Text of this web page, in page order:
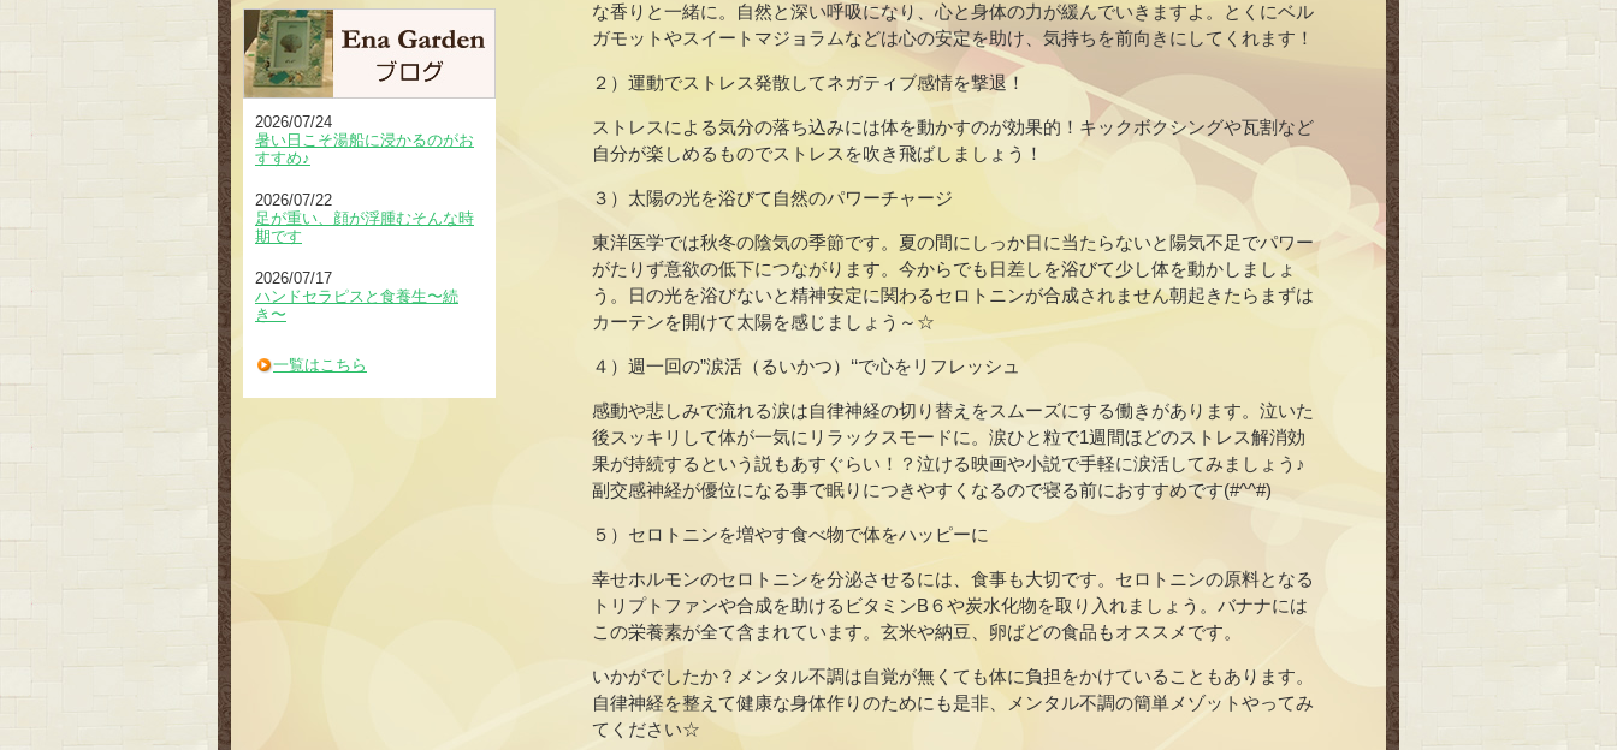
な香りと一緒に。自然と深い呼吸になり、心と身体の力が緩んでいきますよ。とくにベル
ガモットやスイートマジョラムなどは心の安定を助け、気持ちを前向きにしてくれます！
２）運動でストレス発散してネガティブ感情を撃退！
ストレスによる気分の落ち込みには体を動かすのが効果的！キックボクシングや瓦割など
自分が楽しめるものでストレスを吹き飛ばしましょう！
３）太陽の光を浴びて自然のパワーチャージ
東洋医学では秋冬の陰気の季節です。夏の間にしっか日に当たらないと陽気不足でパワー
がたりず意欲の低下につながります。今からでも日差しを浴びて少し体を動かしましょ
う。日の光を浴びないと精神安定に関わるセロトニンが合成されません朝起きたらまずは
カーテンを開けて太陽を感じましょう～☆
４）週一回の”涙活（るいかつ）‘‘で心をリフレッシュ
感動や悲しみで流れる涙は自律神経の切り替えをスムーズにする働きがあります。泣いた
後スッキリして体が一気にリラックスモードに。涙ひと粒で1週間ほどのストレス解消効
果が持続するという説もあすぐらい！？泣ける映画や小説で手軽に涙活してみましょう♪
副交感神経が優位になる事で眠りにつきやすくなるので寝る前におすすめです(#^^#)
５）セロトニンを増やす食べ物で体をハッピーに
幸せホルモンのセロトニンを分泌させるには、食事も大切です。セロトニンの原料となる
トリプトファンや合成を助けるビタミンB６や炭水化物を取り入れましょう。バナナには
この栄養素が全て含まれています。玄米や納豆、卵ばどの食品もオススメです。
いかがでしたか？メンタル不調は自覚が無くても体に負担をかけていることもあります。
自律神経を整えて健康な身体作りのためにも是非、メンタル不調の簡単メゾットやってみ
てください☆
2026/07/24
暑い日こそ湯船に浸かるのがお
すすめ♪
2026/07/22
足が重い、顔が浮腫むそんな時
期です
2026/07/17
ハンドセラピスと食養生〜続
き〜
一覧はこちら